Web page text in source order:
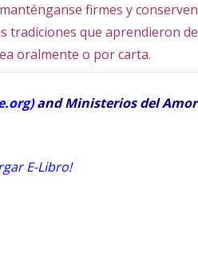
firmes y conserven
tradiciones que aprendieron de
oralmente o por carta.
)and Ministerios del Amor